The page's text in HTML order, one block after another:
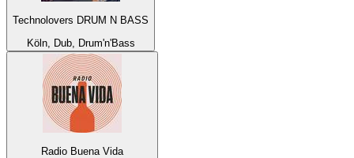
Technolovers DRUM N BASS
Köln, Dub, Drum'n'Bass
Radio Buena Vida